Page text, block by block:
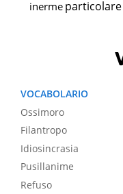
inerme particolare
VOCABOLARIO
Ossimoro
Filantropo
Idiosincrasia
Pusillanime
Refuso